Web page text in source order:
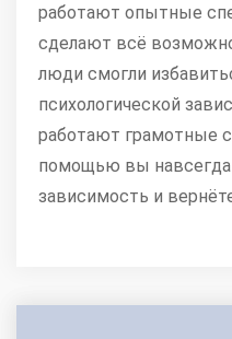
работают опытные
сделают всё
люди смогли
психологической
работают грамотные
помощью вы навсегда
зависимость и